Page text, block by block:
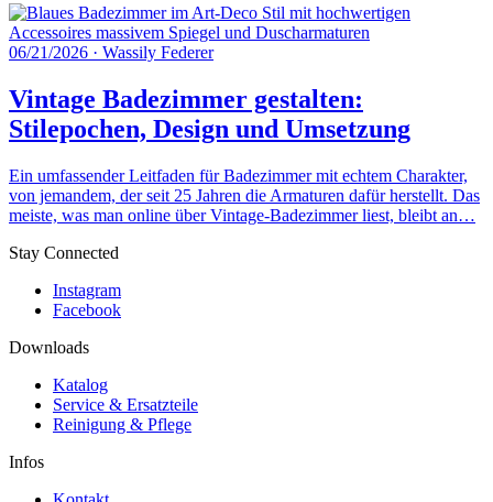
06/21/2026 · Wassily Federer
Vintage Badezimmer gestalten:
Stilepochen, Design und Umsetzung
Ein umfassender Leitfaden für Badezimmer mit echtem Charakter,
von jemandem, der seit 25 Jahren die Armaturen dafür herstellt. Das
meiste, was man online über Vintage-Badezimmer liest, bleibt an…
Stay Connected
Instagram
Facebook
Downloads
Katalog
Service & Ersatzteile
Reinigung & Pflege
Infos